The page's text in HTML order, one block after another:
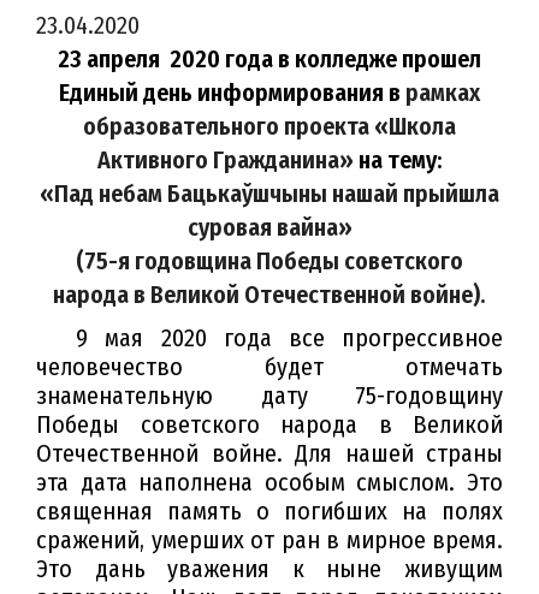
23.04.2020
23 апреля 2020 года в колледже прошел
Единый день информирования в рамках
образовательного проекта «Школа
Активного Гражданина» на тему:
«Пад небам Бацькаўшчыны нашай прыйшла
суровая вайна»
(75-я годовщина Победы советского
народа в Великой Отечественной войне).
9 мая 2020 года все прогрессивное
человечество будет отмечать
знаменательную дату 75-годовщину
Победы советского народа в Великой
Отечественной войне. Для нашей страны
эта дата наполнена особым смыслом. Это
священная память о погибших на полях
сражений, умерших от ран в мирное время.
Это дань уважения к ныне живущим